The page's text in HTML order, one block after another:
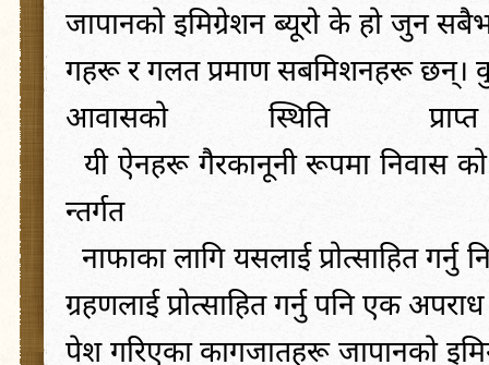
जापानको इमिग्रेशन ब्यूरो के हो जुन
गहरू र गलत प्रमाण सबमिशनहरू छन्।
आवासको
स्थिति
प्राप्त
यी ऐनहरू गैरकानूनी रूपमा निवास को
न्तर्गत
नाफाका लागि यसलाई प्रोत्साहित गर्नु
ग्रहणलाई प्रोत्साहित गर्नु पनि एक अपराध
पेश गरिएका कागजातहरू जापानको